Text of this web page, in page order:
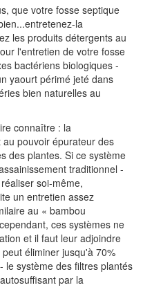
que votre fosse septique
la
les produits détergents au
l'entretien de votre fosse
bactériens biologiques -
yaourt périmé jeté dans
bien naturelles au
connaître : la
pouvoir épurateur des
des plantes. Si ce système
traditionnel -
soi-même,
un entretien assez
au « bambou
ces systèmes ne
et il faut leur adjoindre
éliminer jusqu'à 70%
le système des filtres plantés
par la